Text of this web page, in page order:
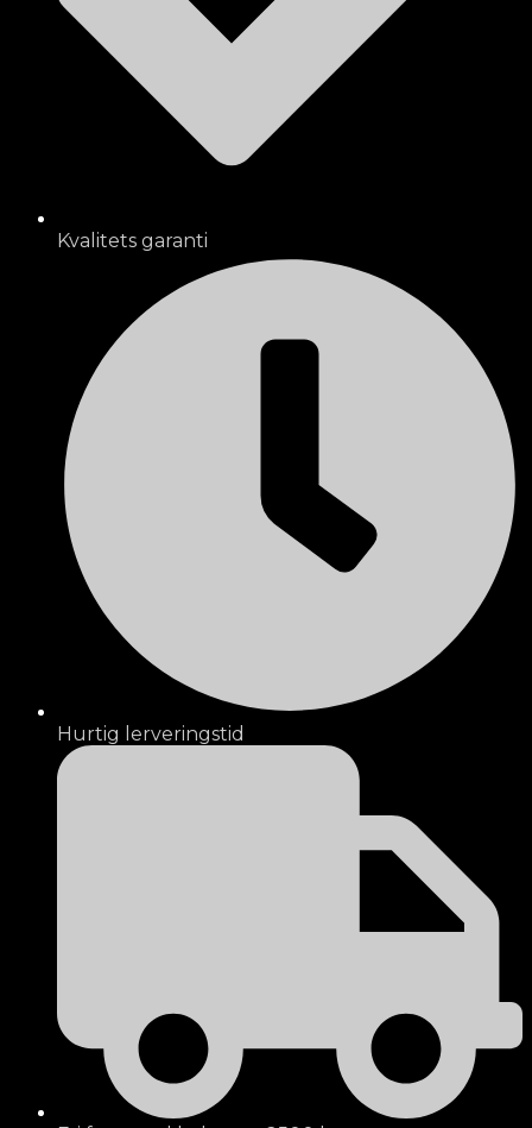
Kvalitets garanti
Hurtig lerveringstid